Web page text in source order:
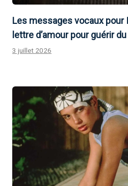
Les messages vocaux pour
lettre d’amour pour guérir
3 juillet 2026